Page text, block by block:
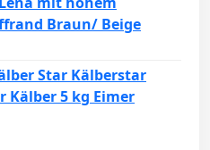
Braun/ Beige
Star Kälberstar
Kälber 5 kg Eimer